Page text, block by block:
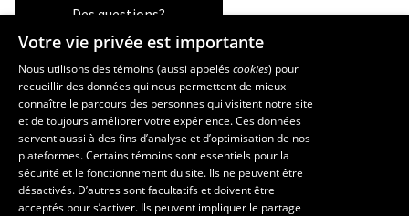
Des questions?
Les écoles et la recherche
École d’art
École supérieure d’aménagement du territoire et de développement
régional
École de design
Centre de recherche en aménagement et développement
Votre vie privée est importante
Nous utilisons des témoins (aussi appeléscookies) pour
recueillir des données qui nous permettent de mieux
connaître le parcours des personnes qui visitent notre site
et de toujours améliorer votre expérience. Ces données
servent aussi à des fins d’analyse et d’optimisation de nos
plateformes. Certains témoins sont essentiels pour la
sécurité et le fonctionnement du site. Ils ne peuvent être
désactivés. D’autres sont facultatifs et doivent être
acceptés pour s’activer. Ils peuvent impliquer le partage